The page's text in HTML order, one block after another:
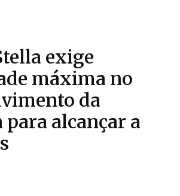
exige
máxima no
da
alcançar a